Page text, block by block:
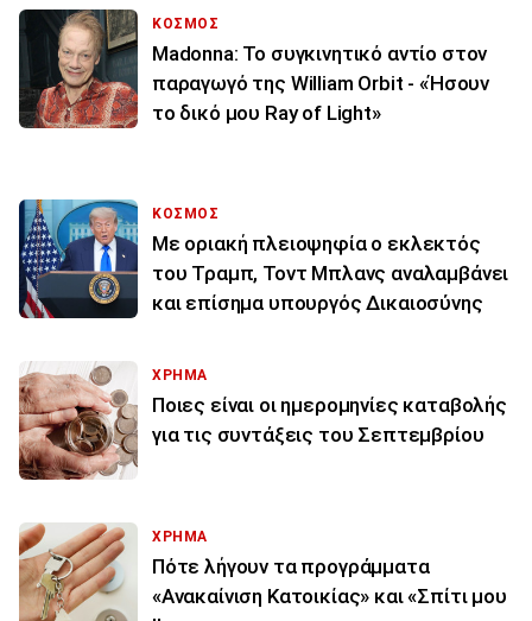
ΚΟΣΜΟΣ
Madonna: Το συγκινητικό αντίο στον
παραγωγό της William Orbit - «Ήσουν
το δικό μου Ray of Light»
ΚΟΣΜΟΣ
Με οριακή πλειοψηφία ο εκλεκτός
του Τραμπ, Τοντ Μπλανς αναλαμβάνει
και επίσημα υπουργός Δικαιοσύνης
ΧΡΗΜΑ
Ποιες είναι οι ημερομηνίες καταβολής
για τις συντάξεις του Σεπτεμβρίου
ΧΡΗΜΑ
Πότε λήγουν τα προγράμματα
«Ανακαίνιση Κατοικίας» και «Σπίτι μου